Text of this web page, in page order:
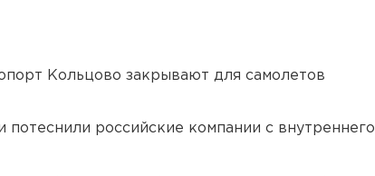
Кольцово закрывают для самолетов
потеснили российские компании с внутреннего